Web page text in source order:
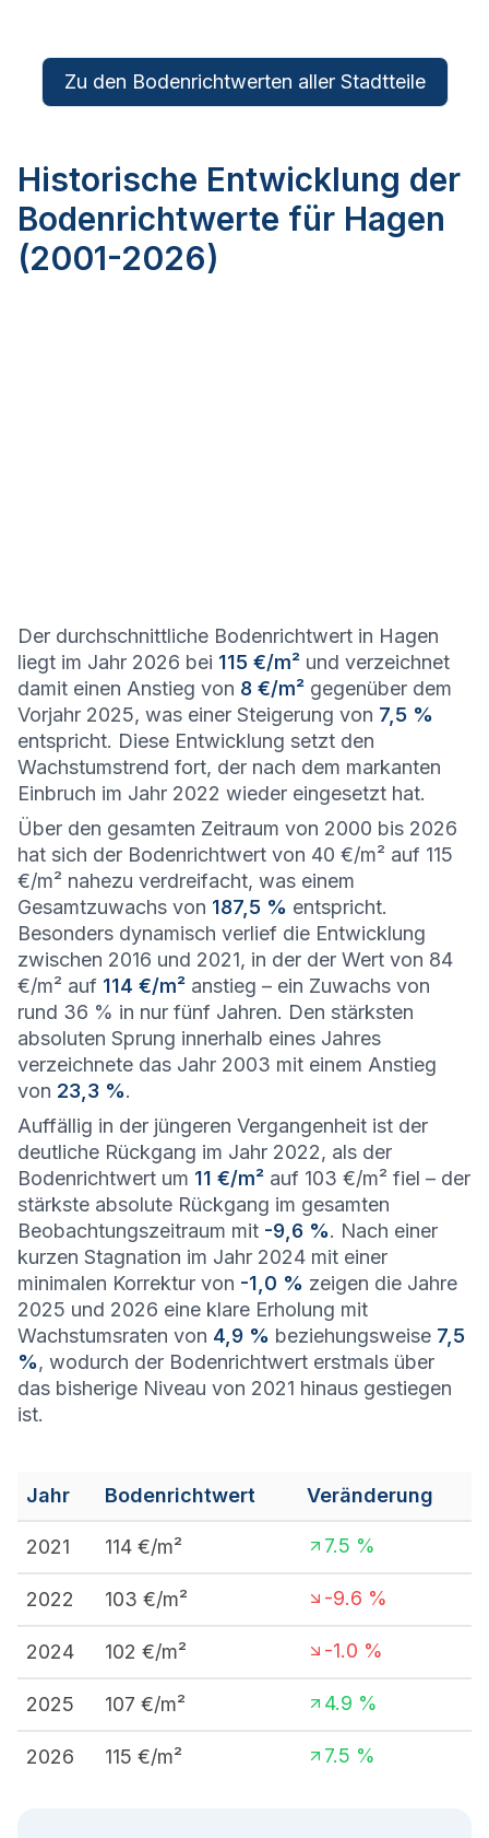
Zu den Bodenrichtwerten aller Stadtteile
Historische Entwicklung der
Bodenrichtwerte für Hagen
(2001-2026)
Der durchschnittliche Bodenrichtwert in Hagen
liegt im Jahr 2026 bei 115 €/m² und verzeichnet
damit einen Anstieg von 8 €/m² gegenüber dem
Vorjahr 2025, was einer Steigerung von 7,5 %
entspricht. Diese Entwicklung setzt den
Wachstumstrend fort, der nach dem markanten
Einbruch im Jahr 2022 wieder eingesetzt hat.
Über den gesamten Zeitraum von 2000 bis 2026
hat sich der Bodenrichtwert von 40 €/m² auf 115
€/m² nahezu verdreifacht, was einem
Gesamtzuwachs von 187,5 % entspricht.
Besonders dynamisch verlief die Entwicklung
zwischen 2016 und 2021, in der der Wert von 84
€/m² auf 114 €/m² anstieg – ein Zuwachs von
rund 36 % in nur fünf Jahren. Den stärksten
absoluten Sprung innerhalb eines Jahres
verzeichnete das Jahr 2003 mit einem Anstieg
von 23,3 %.
Auffällig in der jüngeren Vergangenheit ist der
deutliche Rückgang im Jahr 2022, als der
Bodenrichtwert um 11 €/m² auf 103 €/m² fiel – der
stärkste absolute Rückgang im gesamten
Beobachtungszeitraum mit -9,6 %. Nach einer
kurzen Stagnation im Jahr 2024 mit einer
minimalen Korrektur von -1,0 % zeigen die Jahre
2025 und 2026 eine klare Erholung mit
Wachstumsraten von 4,9 % beziehungsweise 7,5
%, wodurch der Bodenrichtwert erstmals über
das bisherige Niveau von 2021 hinaus gestiegen
ist.
Jahr Bodenrichtwert Veränderung
2021 114 €/m² 7.5 %
2022 103 €/m² -9.6 %
2024 102 €/m² -1.0 %
2025 107 €/m² 4.9 %
2026 115 €/m² 7.5 %